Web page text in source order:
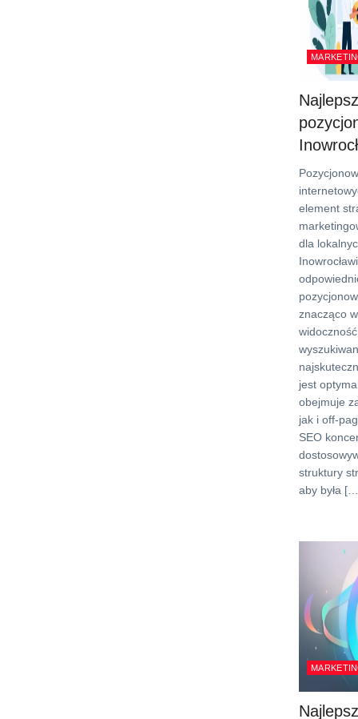
element
dla
znacząco
jest
obejmuje
jak i off-
SEO
struktury
aby była